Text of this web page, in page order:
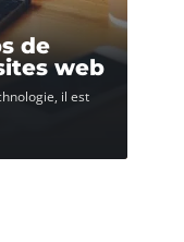
de
web
il est